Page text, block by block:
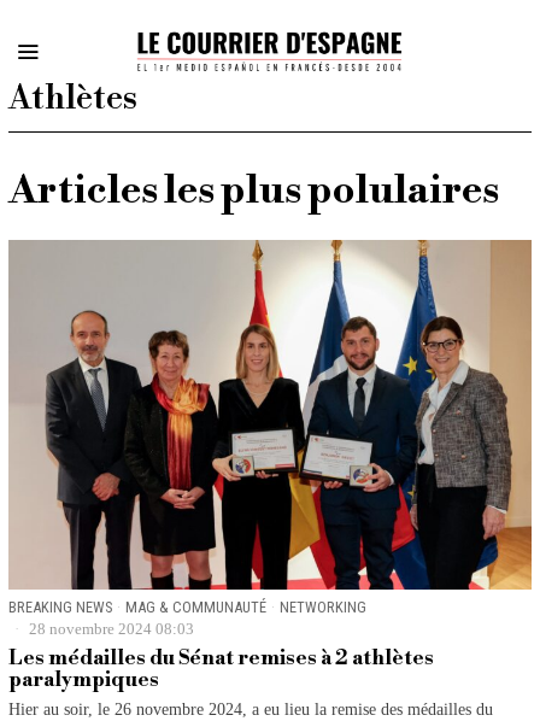
Athlètes
Articles les plus polulaires
BREAKING NEWS · MAG & COMMUNAUTÉ · NETWORKING
28 novembre 2024 08:03
Les médailles du Sénat remises à 2 athlètes
paralympiques
Hier au soir, le 26 novembre 2024, a eu lieu la remise des médailles du